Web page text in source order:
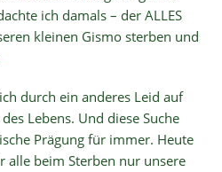
ich damals – der ALLES
kleinen Gismo sterben und
durch ein anderes Leid auf
Lebens. Und diese Suche
Prägung für immer. Heute
alle beim Sterben nur unsere